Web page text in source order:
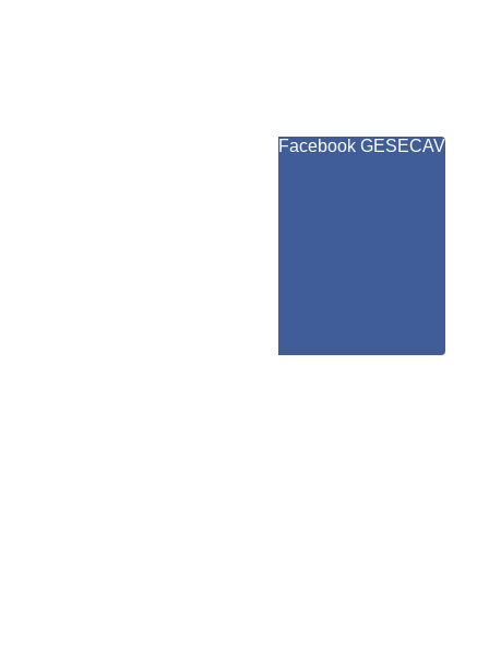
Facebook GESECAV